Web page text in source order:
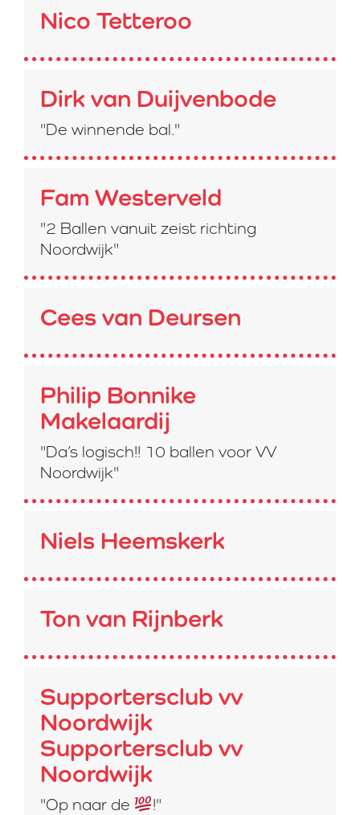
Nico Tetteroo
Dirk van Duijvenbode
"De winnende bal."
Fam Westerveld
"2 Ballen vanuit zeist richting
Noordwijk"
Cees van Deursen
Philip Bonnike
Makelaardij
"Da’s logisch!! 10 ballen voor VV
Noordwijk"
Niels Heemskerk
Ton van Rijnberk
Supportersclub vv
Noordwijk
Supportersclub vv
Noordwijk
"Op naar de !"